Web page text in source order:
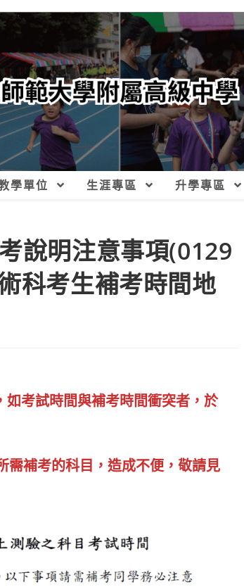
學單位 生涯專區 升學專區
說明注意事項(0129
科考生補考時間地
考試時間與補考時間衝突者，於
補考的科目，造成不便，敬請見